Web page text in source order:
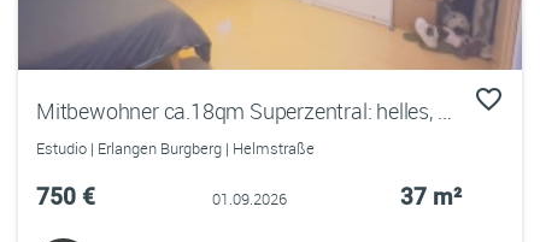
Mitbewohner ca.18qm Superzentral: helles, gemütlich möbliertes WG-Zimmer in einer Männer-WG
Estudio | Erlangen Burgberg | Helmstraße
750 € 01.09.2026 37 m²